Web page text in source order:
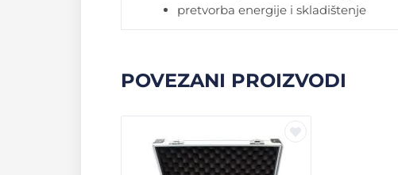
pretvorba energije i skladištenje
POVEZANI PROIZVODI